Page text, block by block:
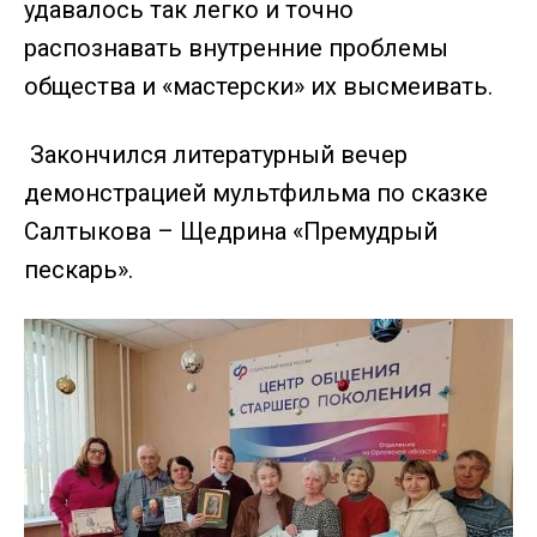
удавалось так легко и точно
распознавать внутренние проблемы
общества и «мастерски» их высмеивать.
Закончился литературный вечер
демонстрацией мультфильма по сказке
Салтыкова – Щедрина «Премудрый
пескарь».